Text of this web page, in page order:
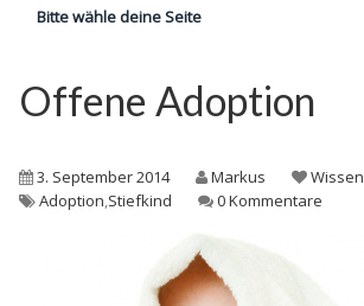
Bitte wähle deine Seite
Jetzt registrieren!
Anzahl Alleinerziehende
Offene Adoption
3. September 2014 Markus
Wissen
Adoption,Stiefkind 0 Kommentare